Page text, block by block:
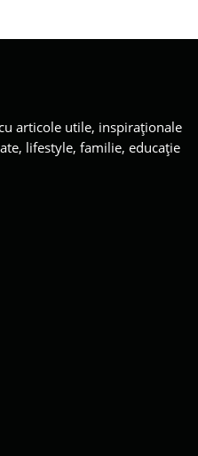
articole utile, inspiraționale
lifestyle, familie, educație